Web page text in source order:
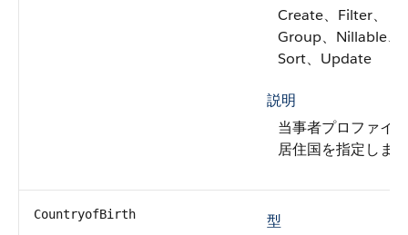
Create、Filter、
Group、Nillable、
Sort、Update
説明
当事者プロファイ
居住国を指定しま
CountryofBirth
型